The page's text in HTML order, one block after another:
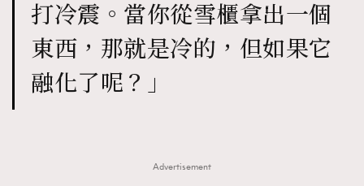
打冷震。當你從雪櫃拿出一個
東西，那就是冷的，但如果它
融化了呢？」
Advertisement